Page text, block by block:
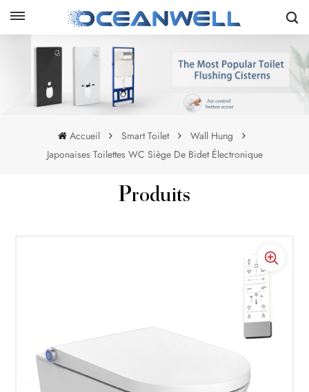
Accueil Smart Toilet
Wall Hung
Japonaises Toilettes WC Siège De Bidet Électronique
Produits